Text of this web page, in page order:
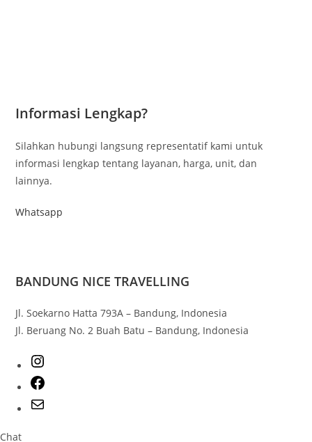
Informasi Lengkap?
Silahkan hubungi langsung representatif kami untuk
informasi lengkap tentang layanan, harga, unit, dan
lainnya.
Whatsapp
BANDUNG NICE TRAVELLING
Jl. Soekarno Hatta 793A – Bandung, Indonesia
Jl. Beruang No. 2 Buah Batu – Bandung, Indonesia
Chat